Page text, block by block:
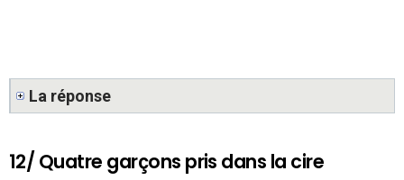
La réponse
12/ Quatre garçons pris dans la cire